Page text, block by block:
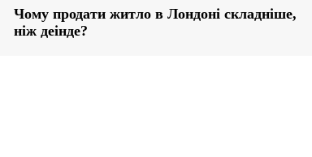
Чому продати житло в Лондоні складніше,
ніж деінде?